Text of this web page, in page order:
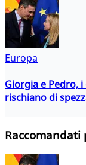
Europa
Giorgia e Pedro,
rischiano di
Raccomandati